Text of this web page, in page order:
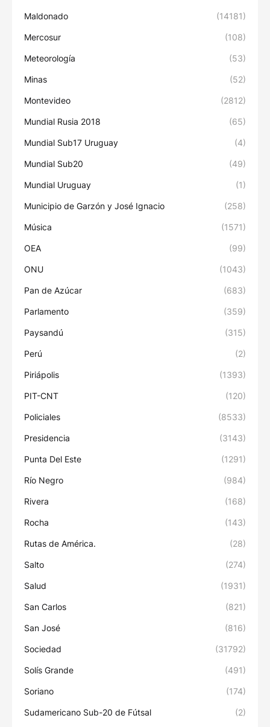
Maldonado (14181)
Mercosur (108)
Meteorología (53)
Minas (52)
Montevideo (2812)
Mundial Rusia 2018 (65)
Mundial Sub17 Uruguay (4)
Mundial Sub20 (49)
Mundial Uruguay (1)
Municipio de Garzón y José Ignacio (258)
Música (1571)
OEA (99)
ONU (1043)
Pan de Azúcar (683)
Parlamento (359)
Paysandú (315)
Perú (2)
Piriápolis (1393)
PIT-CNT (120)
Policiales (8533)
Presidencia (3143)
Punta Del Este (1291)
Río Negro (984)
Rivera (168)
Rocha (143)
Rutas de América. (28)
Salto (274)
Salud (1931)
San Carlos (821)
San José (816)
Sociedad (31792)
Solís Grande (491)
Soriano (174)
Sudamericano Sub-20 de Fútsal (2)